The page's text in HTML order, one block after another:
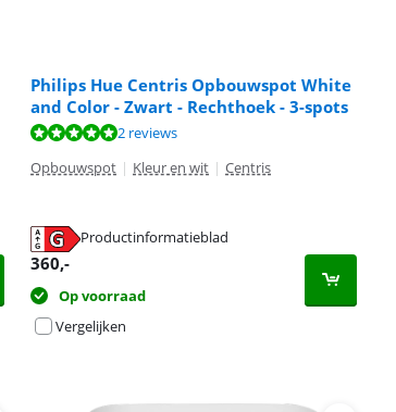
Philips Hue Centris Opbouwspot White
and Color - Zwart - Rechthoek - 3-spots
2 reviews
Opbouwspot | Kleur en wit | Centris
Productinformatieblad
360,-
Op voorraad
Vergelijken